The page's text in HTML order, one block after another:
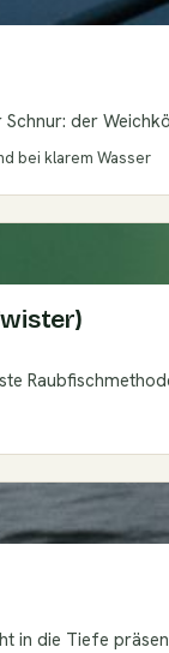
der
bei klarem Wasser
in die Tiefe